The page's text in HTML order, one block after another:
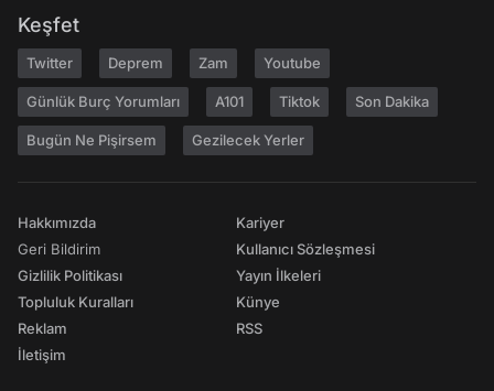
Keşfet
Twitter Deprem Zam Youtube
Günlük Burç Yorumları A101 Tiktok Son Dakika
Bugün Ne Pişirsem Gezilecek Yerler
Hakkımızda
Geri Bildirim
Gizlilik Politikası
Topluluk Kuralları
Reklam
İletişim
Kariyer
Kullanıcı Sözleşmesi
Yayın İlkeleri
Künye
RSS